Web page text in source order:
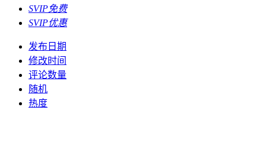
SVIP免费
SVIP优惠
发布日期
修改时间
评论数量
随机
热度